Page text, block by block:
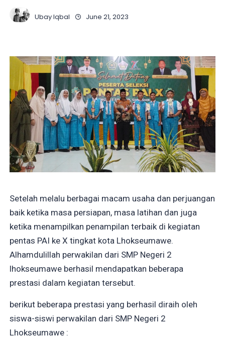
Ubay Iqbal June 21, 2023
Setelah melalu berbagai macam usaha dan perjuangan
baik ketika masa persiapan, masa latihan dan juga
ketika menampilkan penampilan terbaik di kegiatan
pentas PAI ke X tingkat kota Lhokseumawe.
Alhamdulillah perwakilan dari SMP Negeri 2
lhokseumawe berhasil mendapatkan beberapa
prestasi dalam kegiatan tersebut.
berikut beberapa prestasi yang berhasil diraih oleh
siswa-siswi perwakilan dari SMP Negeri 2
Lhokseumawe :